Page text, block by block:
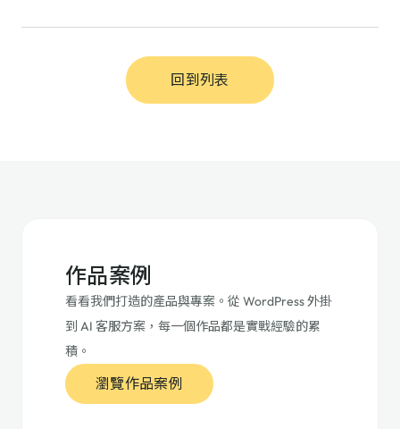
回到列表
作品案例
看看我們打造的產品與專案。從 WordPress 外掛
到 AI 客服方案，每一個作品都是實戰經驗的累
積。
瀏覽作品案例